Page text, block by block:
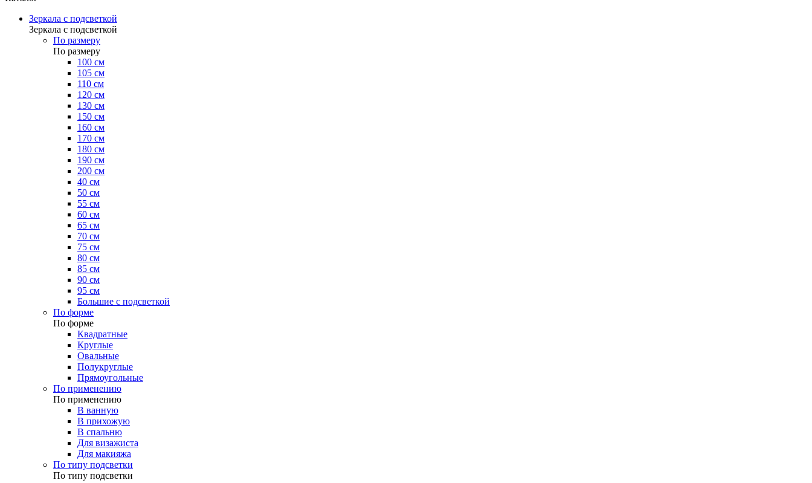
Зеркала с подсветкой
Зеркала с подсветкой
По размеру
По размеру
100 см
105 см
110 см
120 см
130 см
150 см
160 см
170 см
180 см
190 см
200 см
40 см
50 см
55 см
60 см
65 см
70 см
75 см
80 см
85 см
90 см
95 см
Большие с подсветкой
По форме
По форме
Квадратные
Круглые
Овальные
Полукруглые
Прямоугольные
По применению
По применению
В ванную
В прихожую
В спальню
Для визажиста
Для макияжа
По типу подсветки
По типу подсветки